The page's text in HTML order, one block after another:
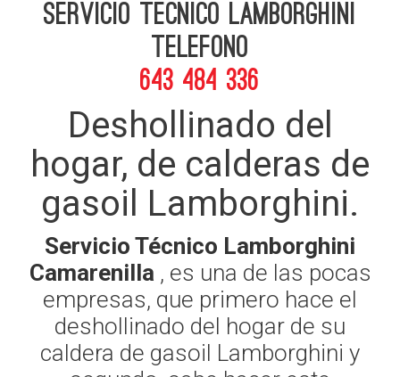
Servicio Tecnico Lamborghini
telefono
643 484 336
Deshollinado del
hogar, de calderas de
gasoil Lamborghini.
Servicio Técnico Lamborghini
Camarenilla , es una de las pocas
empresas, que primero hace el
deshollinado del hogar de su
caldera de gasoil Lamborghini y